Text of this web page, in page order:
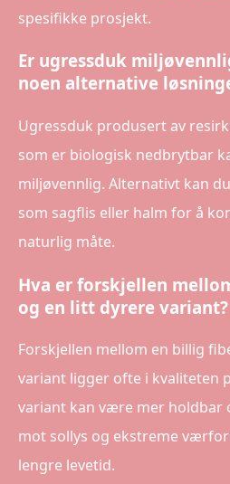
spesifikke prosjekt.
Er ugressduk
noen alternative
Ugressduk produsert av
som er biologisk nedbrytbar
miljøvennlig. Alternativt kan
som sagflis eller halm for å
naturlig måte.
Hva er forskjellen
og en litt dyrere variant?
Forskjellen mellom en billig
variant ligger ofte i kvaliteten
variant kan være mer holdbar
mot sollys og ekstreme
lengre levetid.